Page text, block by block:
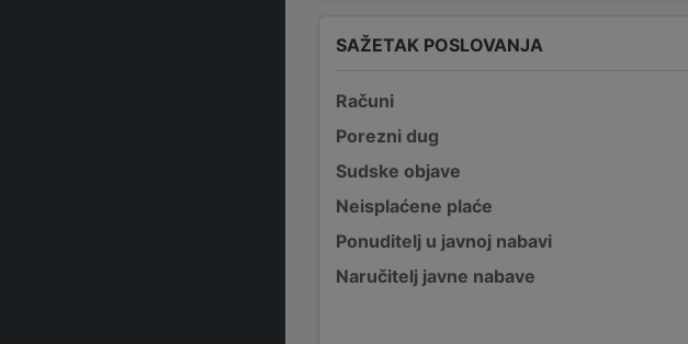
SAŽETAK POSLOVANJA
Računi
Porezni dug
Sudske objave
Neisplaćene plaće
Ponuditelj u javnoj nabavi
Naručitelj javne nabave